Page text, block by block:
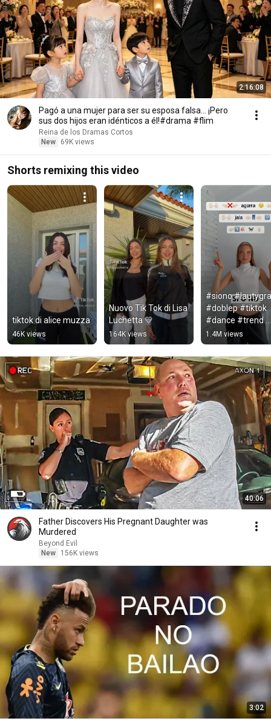
2:16:08
Pagó a una mujer para ser su esposa falsa... ¡Pero
sus dos hijos eran idénticos a él!#drama #flim
Reina de los Dramas Cortos
New
69K views
Shorts remixing this video
tiktok di alice muzza
46K views
Nuovo Tik Tok di Lisa
Luchetta 💛
164K views
#siono
#doblep #tiktok
#dance #trend
#baile #tutorial
1.4M views
40:06
Father Discovers His Pregnant Daughter was
Murdered
Beyond Evil
New
156K views
3:02